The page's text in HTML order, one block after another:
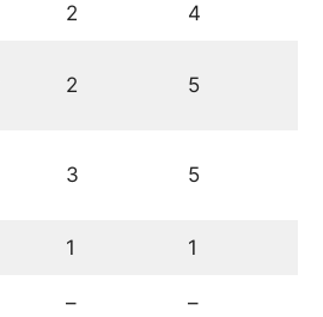
2 4
2 5
3 5
1 1
– –